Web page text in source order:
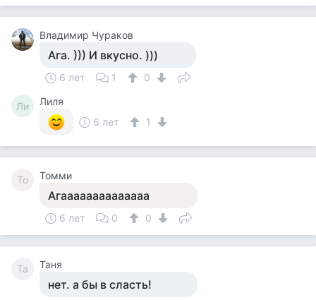
Владимир Чураков
Ага. ))) И вкусно. )))
6 лет 1 0
Ли
Лиля
6 лет
1
То Томми
Агаааааааааааааа
6 лет 0 0
Та Таня
нет. а бы в сласть!